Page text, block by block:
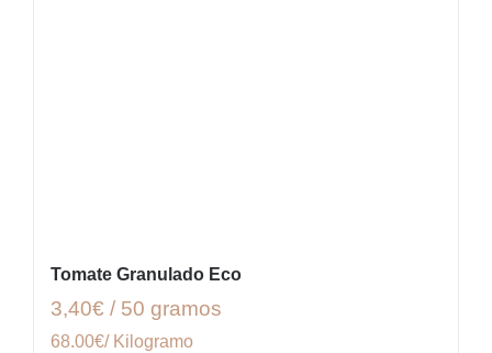
Tomate Granulado Eco
3,40€ / 50 gramos
68.00€/ Kilogramo